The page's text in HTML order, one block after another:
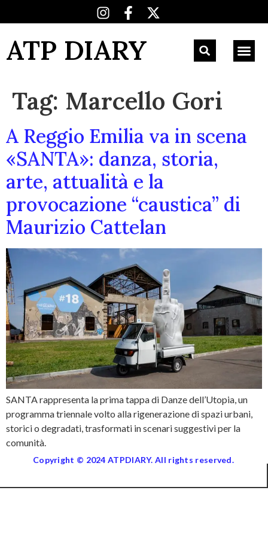
ATP DIARY
Tag: Marcello Gori
A Reggio Emilia va in scena
«SANTA»: danza, storia,
arte, attualità e la
provocazione “caustica” di
Maurizio Cattelan
SANTA rappresenta la prima tappa di Danze dell’Utopia, un
programma triennale volto alla rigenerazione di spazi urbani,
storici o degradati, trasformati in scenari suggestivi per la
comunità.
Copyright © 2024 ATPDIARY. All rights reserved.